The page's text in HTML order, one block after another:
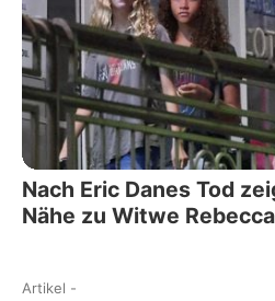
Nach Eric Danes Tod
Nähe zu Witwe Rebecca
Artikel -